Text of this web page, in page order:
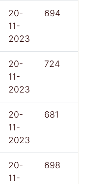
20-
11-
2023
694
20-
11-
2023
724
20-
11-
2023
681
20-
11-
698